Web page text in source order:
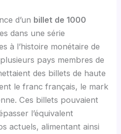
d’un billet de 1000
dans une série
à l’histoire monétaire de
pays membres de
des billets de haute
le franc français, le mark
Ces billets pouvaient
l’équivalent
actuels, alimentant ainsi